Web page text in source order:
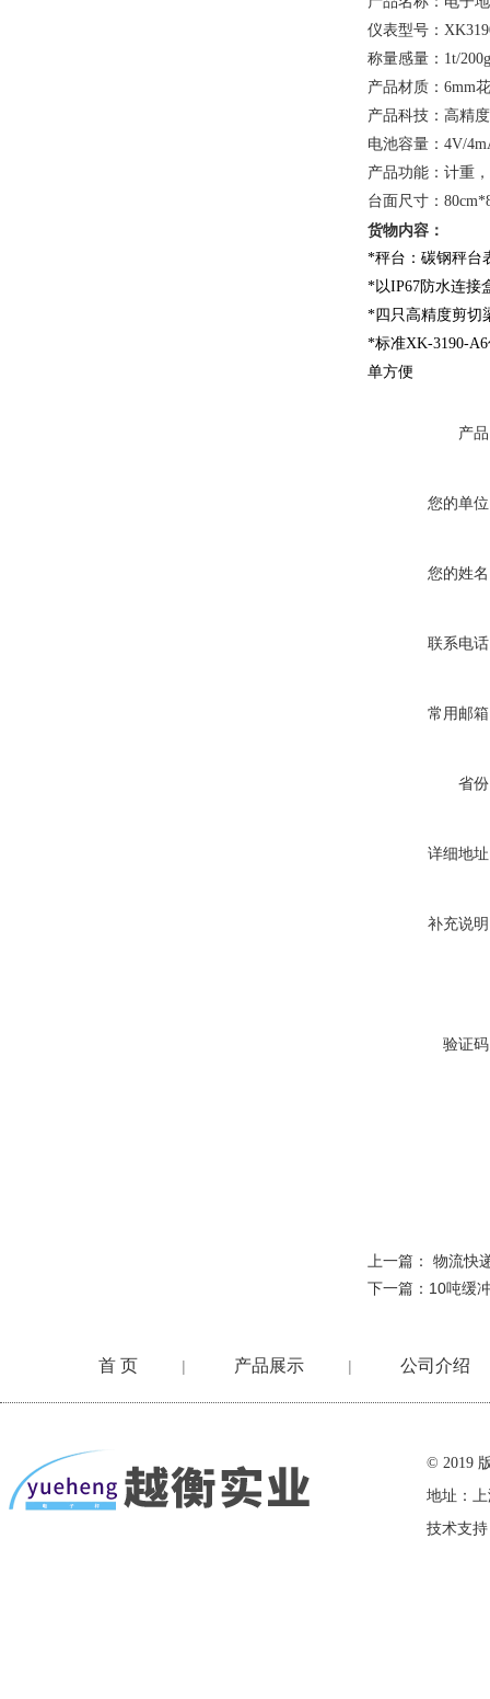
仪表型号：
称量感量：1t/
产品材质：6mm
产品科技：高精
电池容量：4V/
产品功能：计重
台面尺寸：
货物内容：
*秤台：碳钢秤台
*以IP67防水连接
*四只高精度剪切
*标准XK-3190-
单方便
产
您的单
您的姓
联系电
常用邮
省
详细地
补充说
验证
上一篇： 物流快
下一篇： 10吨缓
首 页 | 产品展示 | 公司介绍
© 2019
地址：
技术支